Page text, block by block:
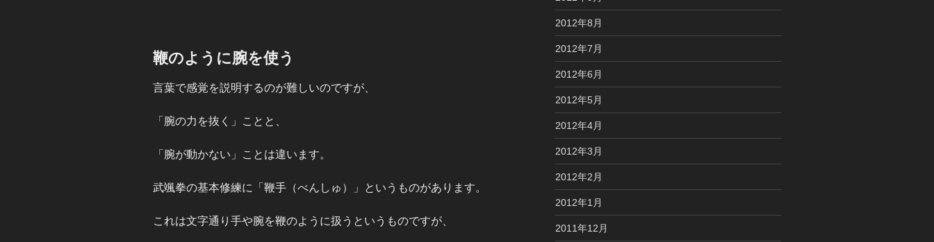
鞭のように腕を使う
言葉で感覚を説明するのが難しいのですが、
「腕の力を抜く」ことと、
「腕が動かない」ことは違います。
武颯拳の基本修練に「鞭手（べんしゅ）」というものがあります。
これは文字通り手や腕を鞭のように扱うというものですが、
2012年8月
2012年7月
2012年6月
2012年5月
2012年4月
2012年3月
2012年2月
2012年1月
2011年12月